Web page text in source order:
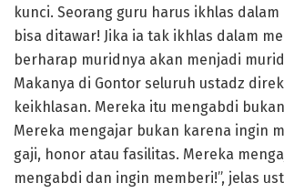
kunci. Seorang guru harus ikhlas dalam
bisa ditawar! Jika ia tak ikhlas dalam
berharap muridnya akan menjadi
Makanya di Gontor seluruh ustadz
keikhlasan. Mereka itu mengabdi
Mereka mengajar bukan karena ingin
gaji, honor atau fasilitas. Mereka
mengabdi dan ingin memberi!”, jelas